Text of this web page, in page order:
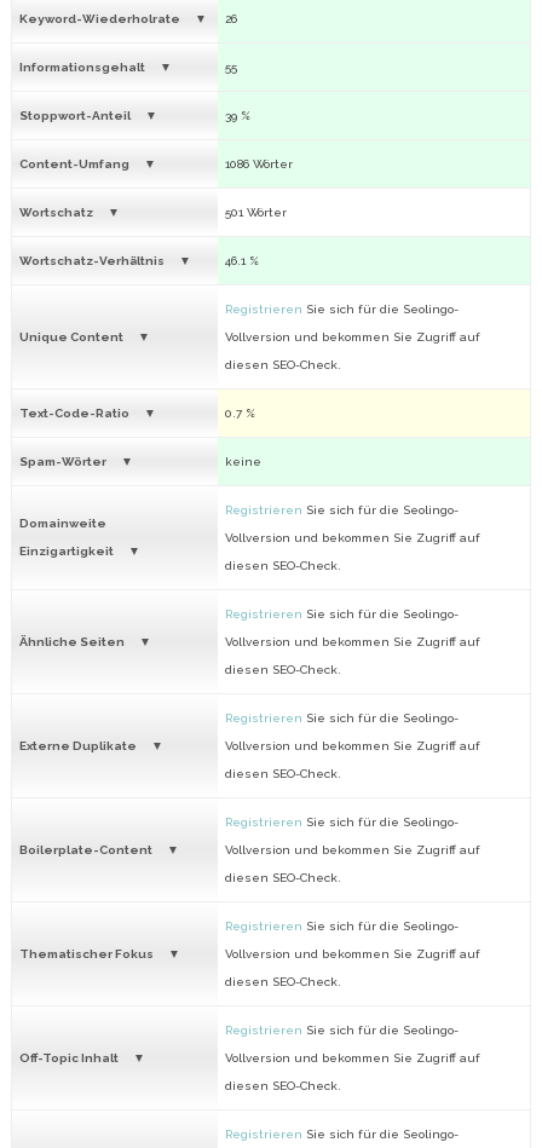
Keyword-Wiederholrate 26
Informationsgehalt 55
Stoppwort-Anteil 39 %
Content-Umfang 1086 Wörter
Wortschatz 501 Wörter
Wortschatz-Verhältnis 46.1 %
Unique Content
Registrieren Sie sich für die Seolingo-
Vollversion und bekommen Sie Zugriff auf
diesen SEO-Check.
Text-Code-Ratio 0.7 %
Spam-Wörter keine
Domainweite
Einzigartigkeit
Registrieren Sie sich für die Seolingo-
Vollversion und bekommen Sie Zugriff auf
diesen SEO-Check.
Ähnliche Seiten
Registrieren Sie sich für die Seolingo-
Vollversion und bekommen Sie Zugriff auf
diesen SEO-Check.
Externe Duplikate
Registrieren Sie sich für die Seolingo-
Vollversion und bekommen Sie Zugriff auf
diesen SEO-Check.
Boilerplate-Content
Registrieren Sie sich für die Seolingo-
Vollversion und bekommen Sie Zugriff auf
diesen SEO-Check.
Thematischer Fokus
Registrieren Sie sich für die Seolingo-
Vollversion und bekommen Sie Zugriff auf
diesen SEO-Check.
Off-Topic Inhalt
Registrieren Sie sich für die Seolingo-
Vollversion und bekommen Sie Zugriff auf
diesen SEO-Check.
Registrieren Sie sich für die Seolingo-